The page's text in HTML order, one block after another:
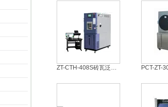
ZT-CTH-408S砖瓦泛霜试验设备